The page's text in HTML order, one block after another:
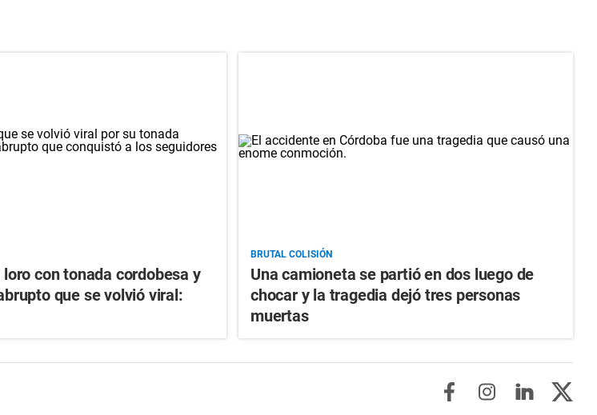
loro con tonada cordobesa y
que se volvió viral:
BRUTAL COLISIÓN
Una camioneta se partió en dos luego de
chocar y la tragedia dejó tres personas
muertas